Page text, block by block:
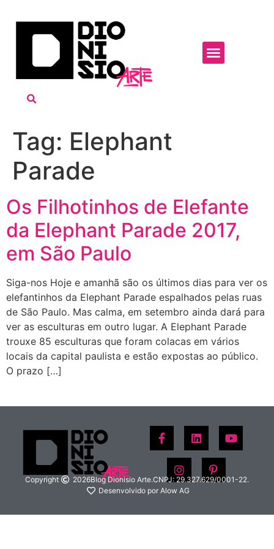
Tag: Elephant
Parade
Os Filhotinhos de Elefante
da Elephant Parade 2017,
em São Paulo
Siga-nos Hoje e amanhã são os últimos dias para ver os
elefantinhos da Elephant Parade espalhados pelas ruas
de São Paulo. Mas calma, em setembro ainda dará para
ver as esculturas em outro lugar. A Elephant Parade
trouxe 85 esculturas que foram colacas em vários
locais da capital paulista e estão expostas ao público.
O prazo […]
Copyright 2026Blog Dionisio Arte.CNPJ: 29.327.629/0001-22.
Desenvolvido por Alow AG